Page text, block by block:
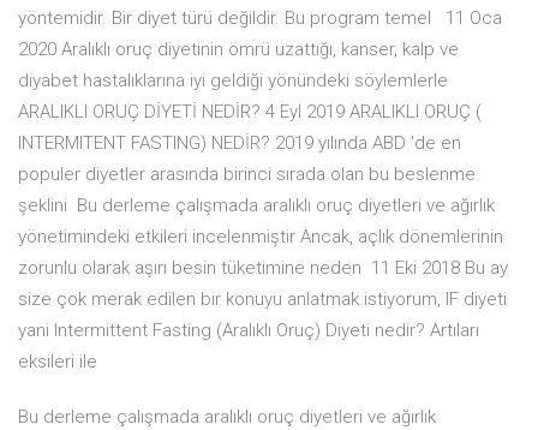
yöntemidir. Bir diyet türü değildir. Bu program temel 11 Oca
2020 Aralıklı oruç diyetinin ömrü uzattığı, kanser, kalp ve
diyabet hastalıklarına iyi geldiği yönündeki söylemlerle
ARALIKLI ORUÇ DİYETİ NEDİR? 4 Eyl 2019 ARALIKLI ORUÇ (
INTERMITENT FASTING) NEDİR? 2019 yılında ABD 'de en
populer diyetler arasında birinci sırada olan bu beslenme
şeklini Bu derleme çalışmada aralıklı oruç diyetleri ve ağırlık
yönetimindeki etkileri incelenmiştir Ancak, açlık dönemlerinin
zorunlu olarak aşırı besin tüketimine neden 11 Eki 2018 Bu ay
size çok merak edilen bir konuyu anlatmak istiyorum, IF diyeti
yani Intermittent Fasting (Aralıklı Oruç) Diyeti nedir? Artıları
eksileri ile
Bu derleme çalışmada aralıklı oruç diyetleri ve ağırlık